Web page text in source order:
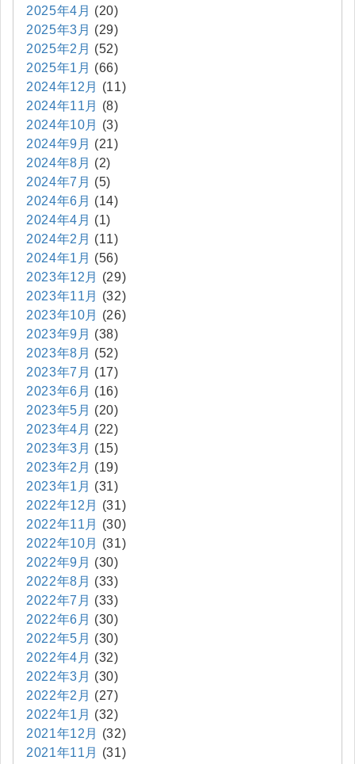
2025年4月 (20)
2025年3月 (29)
2025年2月 (52)
2025年1月 (66)
2024年12月
(11)
2024年11月
(8)
2024年10月
(3)
2024年9月 (21)
2024年8月 (2)
2024年7月 (5)
2024年6月 (14)
2024年4月 (1)
2024年2月 (11)
2024年1月 (56)
2023年12月
(29)
2023年11月
(32)
2023年10月
(26)
2023年9月 (38)
2023年8月 (52)
2023年7月 (17)
2023年6月 (16)
2023年5月 (20)
2023年4月 (22)
2023年3月 (15)
2023年2月 (19)
2023年1月 (31)
2022年12月
(31)
2022年11月
(30)
2022年10月
(31)
2022年9月 (30)
2022年8月 (33)
2022年7月 (33)
2022年6月 (30)
2022年5月 (30)
2022年4月 (32)
2022年3月 (30)
2022年2月 (27)
2022年1月 (32)
2021年12月
(32)
2021年11月
(31)